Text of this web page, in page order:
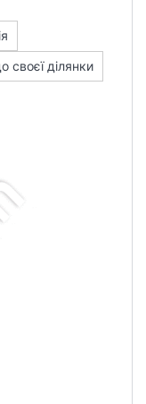
своєї ділянки